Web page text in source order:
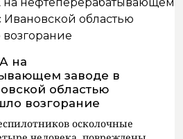
на
заводе в
областью
возгорание
осколочные